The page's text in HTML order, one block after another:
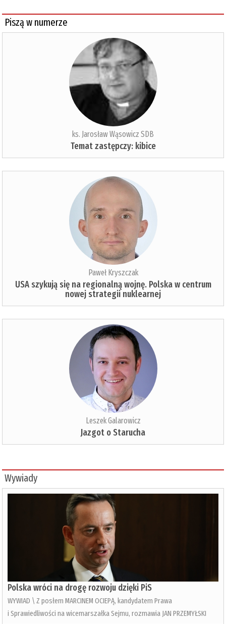
Piszą w numerze
ks. Jarosław Wąsowicz SDB
Temat zastępczy: kibice
Paweł Kryszczak
USA szykują się na regionalną wojnę. Polska w centrum
nowej strategii nuklearnej
Leszek Galarowicz
Jazgot o Starucha
Wywiady
Polska wróci na drogę rozwoju dzięki PiS
WYWIAD \ Z posłem MARCINEM OCIEPĄ, kandydatem Prawa
i Sprawiedliwości na wicemarszałka Sejmu, rozmawia JAN PRZEMYŁSKI